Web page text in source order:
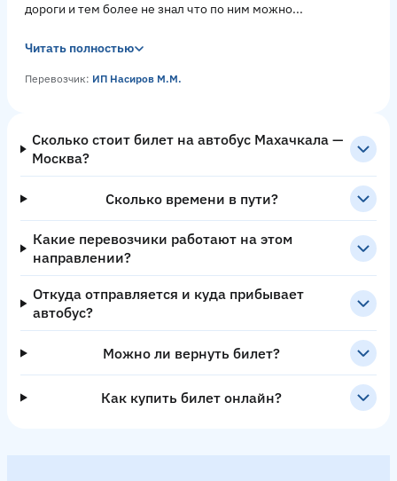
дороги и тем более не знал что по ним можно...
Читать полностью
Перевозчик: ИП Насиров М.М.
Сколько стоит билет на автобус Махачкала —
Москва?
Сколько времени в пути?
Какие перевозчики работают на этом
направлении?
Откуда отправляется и куда прибывает
автобус?
Можно ли вернуть билет?
Как купить билет онлайн?